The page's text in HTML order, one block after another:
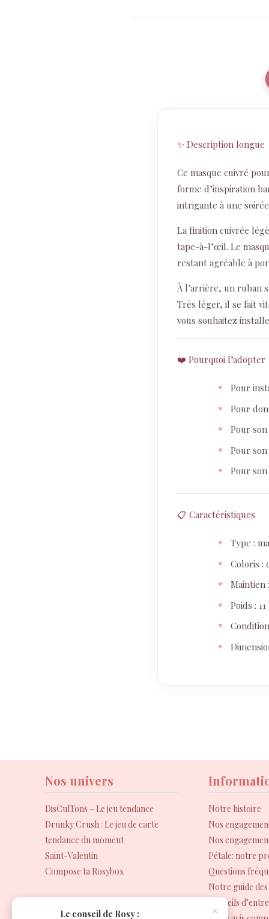
✨ Description longue
Ce masque cuivré
forme d’inspiration
intrigante à une
La finition cuivrée
tape-à-l’œil. Le
restant agréable à
À l’arrière, un ruban
Très léger, il se fait
vous souhaitez
❤️ Pourquoi l’adopter
Pour
Pour
Pour
Pour
Pour
📋 Caractéristiques
Type :
Coloris :
Maintien
Poids : 11
Nos univers
DisCulTons – Le jeu tendance
Drunky Crush : Le jeu de carte
tendance du moment
Saint-Valentin
Compose ta Rosybox
Notre histoire
Nos
Nos
Pétale: notre
Questions
Notre guide
Conseils
Le conseil de Rosy : ×